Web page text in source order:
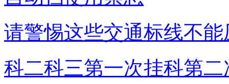
请警惕这些交通标线不能
科二科三第一次挂科第